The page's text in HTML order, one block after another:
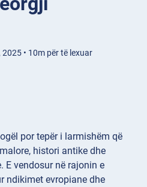
• 10m për të lexuar
por tepër i larmishëm që
histori antike dhe
E vendosur në rajonin e
ndikimet evropiane dhe